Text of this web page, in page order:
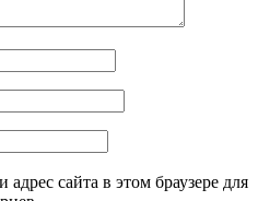
сайта в этом браузере для